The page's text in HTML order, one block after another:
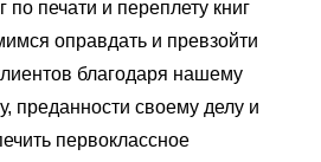
по печати и переплету книг
оправдать и превзойти
благодаря нашему
преданности своему делу и
первоклассное